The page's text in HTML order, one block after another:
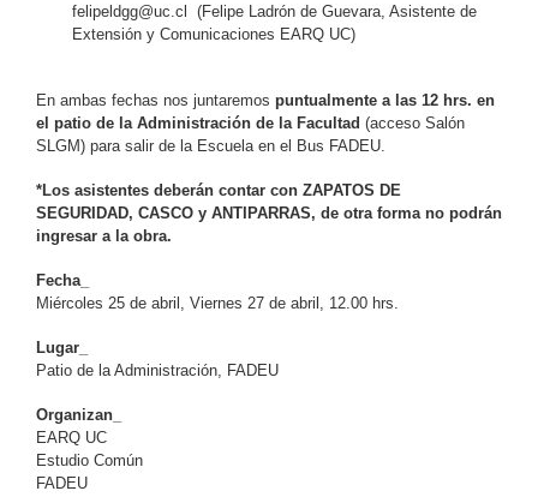
felipeldgg@uc.cl
(Felipe Ladrón de Guevara, Asistente de
Extensión y Comunicaciones EARQ UC)
En ambas fechas nos juntaremos puntualmente a las 12 hrs. en
el patio de la Administración de la Facultad (acceso Salón
SLGM) para salir de la Escuela en el Bus FADEU.
*Los asistentes deberán contar con ZAPATOS DE
SEGURIDAD, CASCO y ANTIPARRAS, de otra forma no podrán
ingresar a la obra.
Fecha_
Miércoles 25 de abril, Viernes 27 de abril, 12.00 hrs.
Lugar_
Patio de la Administración, FADEU
Organizan_
EARQ UC
Estudio Común
FADEU